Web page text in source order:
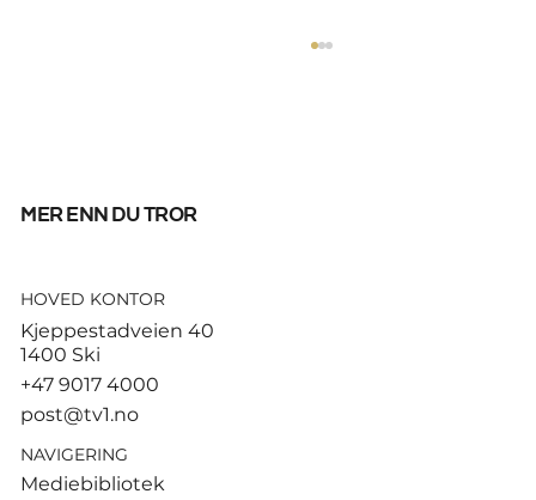
God start for de norske
Hamburg
mer enn du tror
HOVED KONTOR
Kjeppestadveien 40
1400 Ski
+47 9017 4000
post@tv1.no
NAVIGERING
Mediebibliotek